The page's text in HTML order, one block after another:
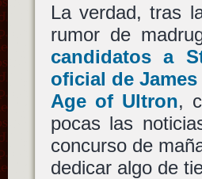
La verdad, tras
rumor de
candidatos a
oficial de
Age of Ultron,
pocas las
concurso de
dedicar algo de